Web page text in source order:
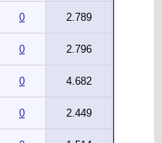
0 2.789
0 2.796
0 4.682
0 2.449